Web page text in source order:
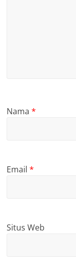
Nama*
Email*
Situs Web